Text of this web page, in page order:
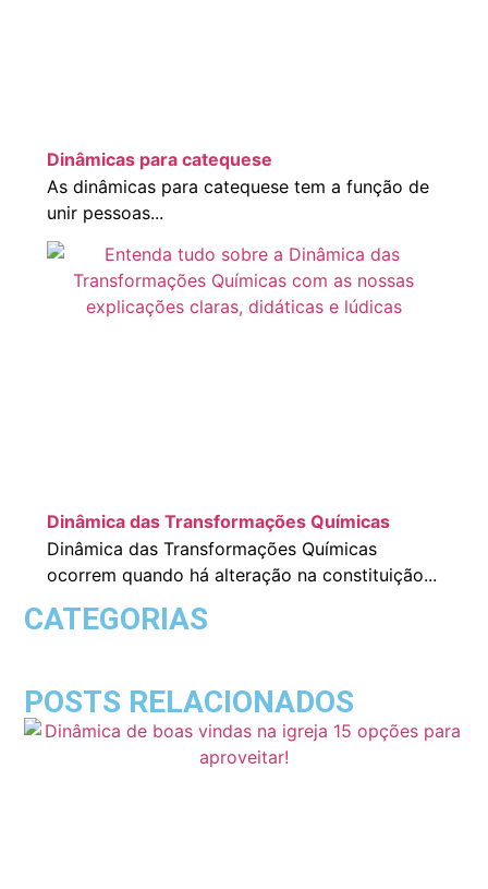
Dinâmicas para catequese
As dinâmicas para catequese tem a função de
unir pessoas...
Dinâmica das Transformações Químicas
Dinâmica das Transformações Químicas
ocorrem quando há alteração na constituição...
CATEGORIAS
POSTS RELACIONADOS